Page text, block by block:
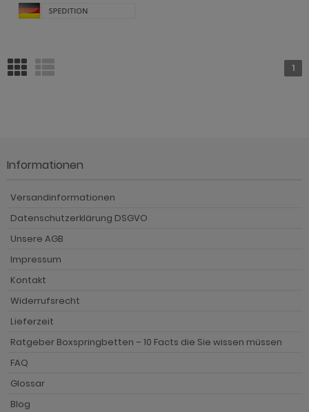
1
Informationen
Versandinformationen
Datenschutzerklärung DSGVO
Unsere AGB
Impressum
Kontakt
Widerrufsrecht
Lieferzeit
Ratgeber Boxspringbetten – 10 Facts die Sie wissen müssen
FAQ
Glossar
Blog